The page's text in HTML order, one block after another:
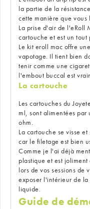
la partie de la
cette manière que
La prise d'air de l'eRoll
cartouche et est un
Le kit eroll mac offre
vapotage. Il tient bien
tenir comme une
l'embout buccal est
La cartouche
Les cartouches du
ml, sont alimentées
ohm.
La cartouche se visse
car le filetage est bien
Comme je l'ai déjà
plastique et est
lors de vos sessions de
exposer l'intérieur de
liquide.
Guide de